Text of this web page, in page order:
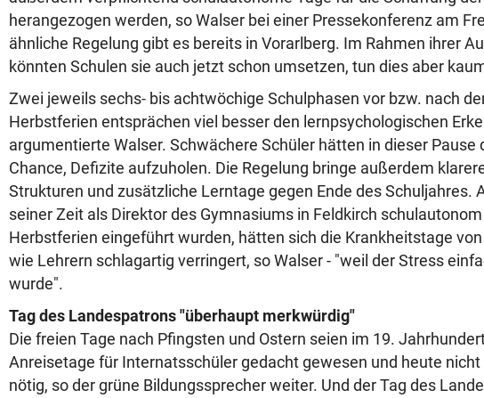
herangezogen werden, so Walser bei einer Pressekonferenz am
ähnliche Regelung gibt es bereits in Vorarlberg. Im Rahmen ihrer
könnten Schulen sie auch jetzt schon umsetzen, tun dies aber
Zwei jeweils sechs- bis achtwöchige Schulphasen vor bzw. nach
Herbstferien entsprächen viel besser den lernpsychologischen
argumentierte Walser. Schwächere Schüler hätten in dieser Pause
Chance, Defizite aufzuholen. Die Regelung bringe außerdem
Strukturen und zusätzliche Lerntage gegen Ende des Schuljahres.
seiner Zeit als Direktor des Gymnasiums in Feldkirch schulautonom
Herbstferien eingeführt wurden, hätten sich die Krankheitstage
wie Lehrern schlagartig verringert, so Walser - "weil der Stress
wurde".
Tag des Landespatrons "überhaupt merkwürdig"
Die freien Tage nach Pfingsten und Ostern seien im 19.
Anreisetage für Internatsschüler gedacht gewesen und heute
nötig, so der grüne Bildungssprecher weiter. Und der Tag des